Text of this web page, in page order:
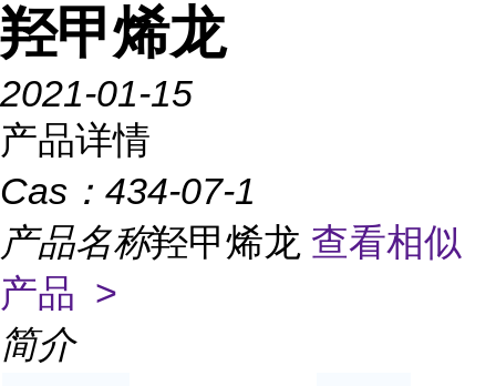
羟甲烯龙
2021-01-15
产品详情
Cas： 434-07-1
产品名称羟甲烯龙 查看相似
产品 >
简介